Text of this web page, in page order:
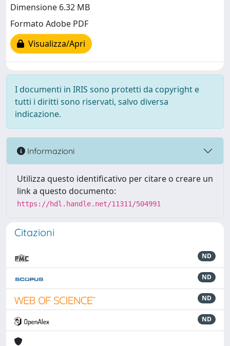
Dimensione 6.32 MB
Formato Adobe PDF
Visualizza/Apri
I documenti in IRIS sono protetti da copyright e
tutti i diritti sono riservati, salvo diversa
indicazione.
Informazioni
Utilizza questo identificativo per citare o creare un
link a questo documento:
https://hdl.handle.net/11311/504991
Citazioni
ND
ND
ND
ND